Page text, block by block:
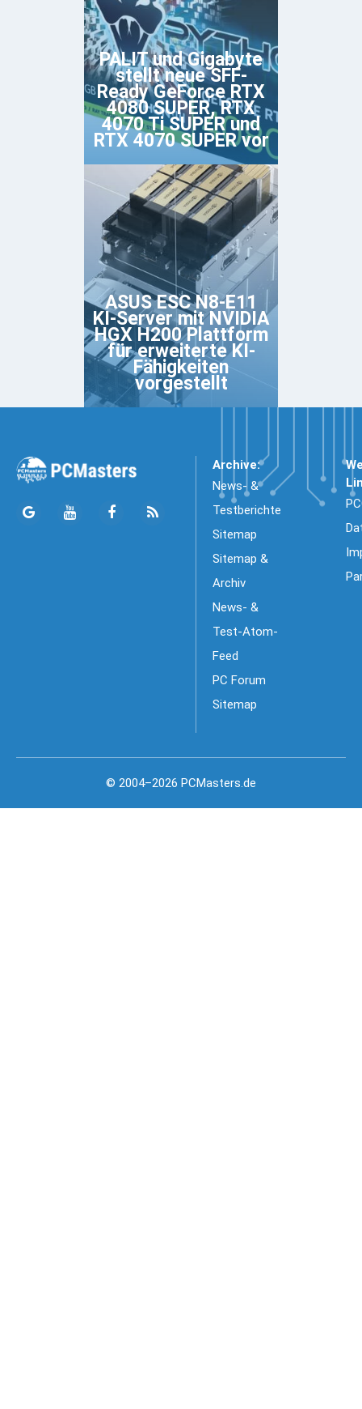
PALIT und Gigabyte
stellt neue SFF-
Ready GeForce RTX
4080 SUPER, RTX
4070 Ti SUPER und
RTX 4070 SUPER vor
ASUS ESC N8-E11
KI-Server mit NVIDIA
HGX H200 Plattform
für erweiterte KI-
Fähigkeiten
vorgestellt
Archive:
News- &
Testberichte
Sitemap
Sitemap &
Archiv
News- &
Test-Atom-
Feed
PC Forum
Sitemap
© 2004–2026 PCMasters.de